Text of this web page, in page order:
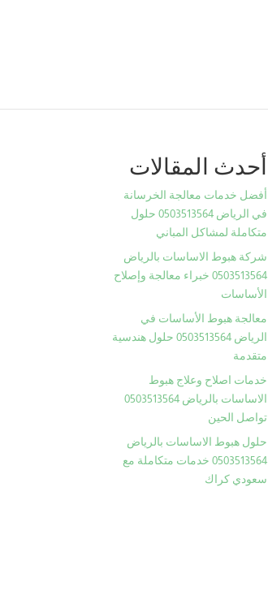
أحدث المقالات
أفضل خدمات معالجة الخرسانة
في الرياض 0503513564 حلول
متكاملة لمشاكل المباني
شركة هبوط الاساسات بالرياض
0503513564 خبراء معالجة وإصلاح
الأساسات
معالجة هبوط الأساسات في
الرياض 0503513564 حلول هندسية
متقدمة
خدمات اصلاح وعلاج هبوط
الاساسات بالرياض 0503513564
تواصل الحين
حلول هبوط الاساسات بالرياض
0503513564 خدمات متكاملة مع
سعودي كراك